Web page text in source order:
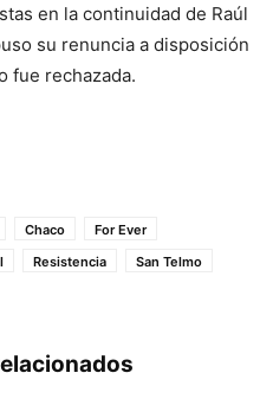
en la continuidad de Raúl
su renuncia a disposición
fue rechazada.
Chaco
For Ever
Resistencia
San Telmo